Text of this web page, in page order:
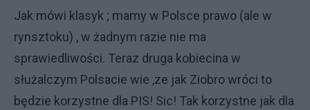
Jak mówi klasyk ; mamy w Polsce prawo (ale w
rynsztoku) , w żadnym razie nie ma
sprawiedliwości. Teraz druga kobiecina w
służalczym Polsacie wie ,ze jak Ziobro wróci to
będzie korzystne dla PIS! Sic! Tak korzystne jak dla